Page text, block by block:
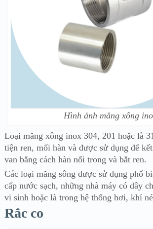
Hình ảnh măng xông
Loại măng xông inox 304, 201 hoặc là
tiện ren, mối hàn và được sử dụng để
van bằng cách hàn nối trong và bắt ren.
Các loại măng sông được sử dụng phổ
cấp nước sạch, những nhà máy có dây
vi sinh hoặc là trong hệ thống hơi, khí
Rắc co